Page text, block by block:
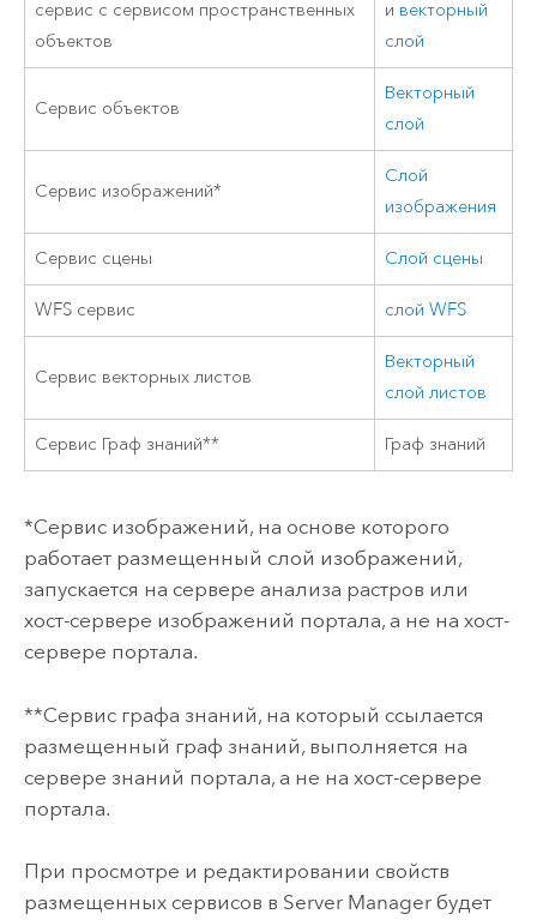
сервис с сервисом пространственных
объектов
и векторный
слой
Сервис объектов
Векторный
слой
Сервис изображений*
Слой
изображения
Сервис сцены Слой сцены
WFS сервис слой WFS
Сервис векторных листов
Векторный
слой листов
Сервис Граф знаний** Граф знаний
*Сервис изображений, на основе которого
работает размещенный слой изображений,
запускается на сервере анализа растров или
хост-сервере изображений портала, а не на хост-
сервере портала.
**Сервис графа знаний, на который ссылается
размещенный граф знаний, выполняется на
сервере знаний портала, а не на хост-сервере
портала.
При просмотре и редактировании свойств
размещенных сервисов в Server Managerбудет